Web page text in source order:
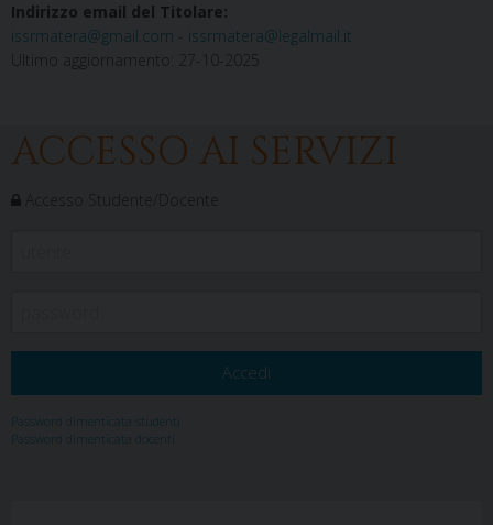
Indirizzo email del Titolare:
issrmatera@gmail.com
issrmatera@legalmail.it
Ultimo aggiornamento: 27-10-2025
ACCESSO AI SERVIZI
Password dimenticata studenti
Password dimenticata docenti